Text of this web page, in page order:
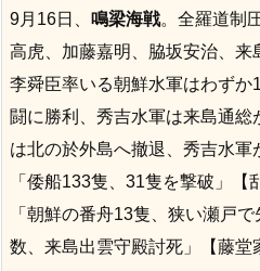
9月16日、 鳴梁海戦。全羅道制
高虎、加藤嘉明、脇坂安治、来
李舜臣率いる朝鮮水軍はわず
闘に勝利、秀吉水軍は来島通
は北の於外島へ撤退、秀吉水軍
「倭船133隻、31隻を撃破」【
「朝鮮の番舟13隻、狭い瀬戸
数、来島出雲守殿討死」【藤堂